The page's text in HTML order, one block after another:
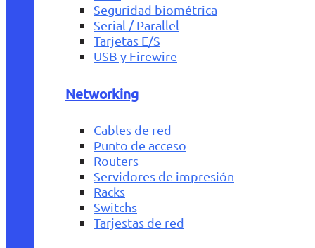
Seguridad biométrica
Serial / Parallel
Tarjetas E/S
USB y Firewire
Networking
Cables de red
Punto de acceso
Routers
Servidores de impresión
Racks
Switchs
Tarjestas de red